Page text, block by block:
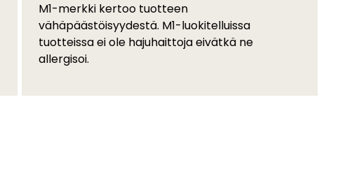
M1-merkki kertoo tuotteen
vähäpäästöisyydestä. M1-luokitelluissa
tuotteissa ei ole hajuhaittoja eivätkä ne
allergisoi.